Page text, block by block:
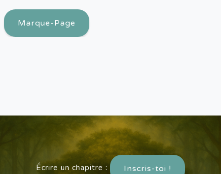
Marque-Page
Écrire un chapitre : Inscris-toi !